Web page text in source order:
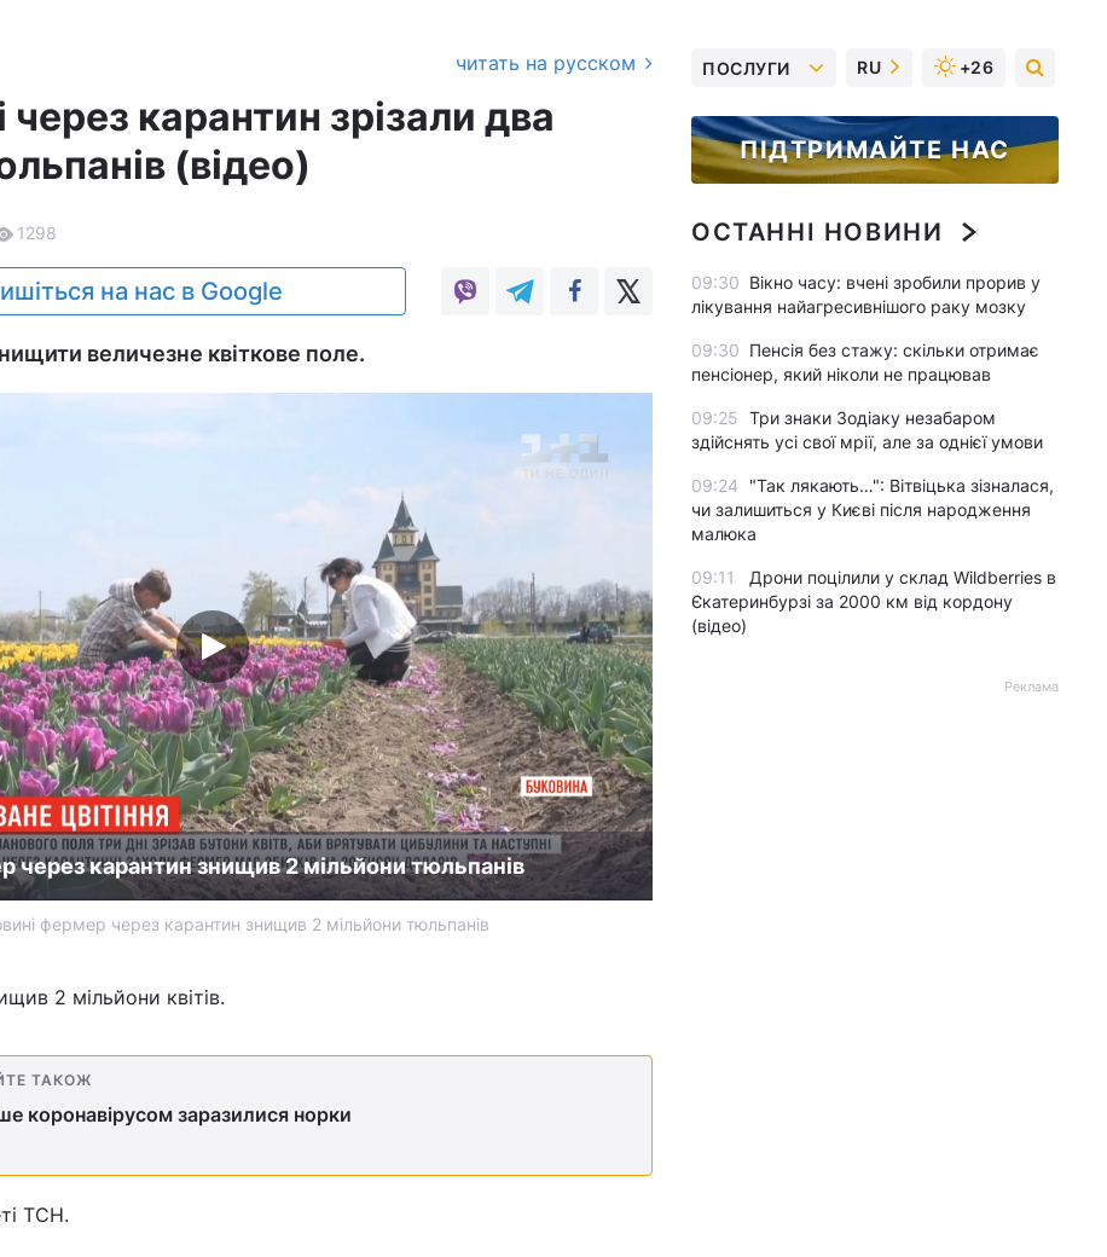
читать на русском
через карантин зрізали два
(відео)
1298
на нас в Google
величезне квіткове поле.
через карантин знищив 2 мільйони тюльпанів
фермер через карантин знищив 2 мільйони тюльпанів
2 мільйони квітів.
ТАКОЖ
коронавірусом заразилися норки
ТСН.
ПОСЛУГИ RU +26
ПІДТРИМАЙТЕ НАС
ОСТАННІ НОВИНИ
09:30 Вікно часу: вчені зробили прорив у
лікування найагресивнішого раку мозку
09:30 Пенсія без стажу: скільки отримає
пенсіонер, який ніколи не працював
09:25 Три знаки Зодіаку незабаром
здійснять усі свої мрії, але за однієї умови
09:24
"Так лякають…": Вітвіцька зізналася,
чи залишиться у Києві після народження
малюка
09:11
Дрони поцілили у склад Wildberries в
Єкатеринбурзі за 2000 км від кордону
(відео)
Реклама